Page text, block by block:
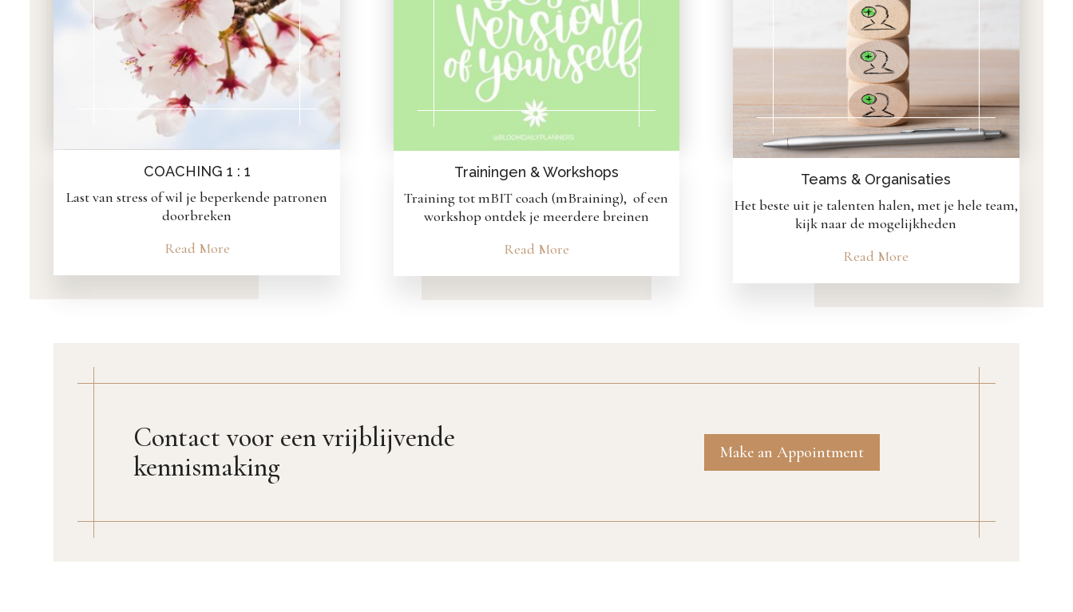
COACHING 1 : 1
Last van stress of wil je beperkende patronen
doorbreken
Read More
Trainingen & Workshops
Training tot mBIT coach (mBraining), of een
workshop ontdek je meerdere breinen
Read More
Teams & Organisaties
Het beste uit je talenten halen, met je hele team,
kijk naar de mogelijkheden
Read More
Contact voor een vrijblijvende
kennismaking
Make an Appointment